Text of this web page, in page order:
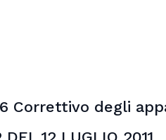
Correttivo degli